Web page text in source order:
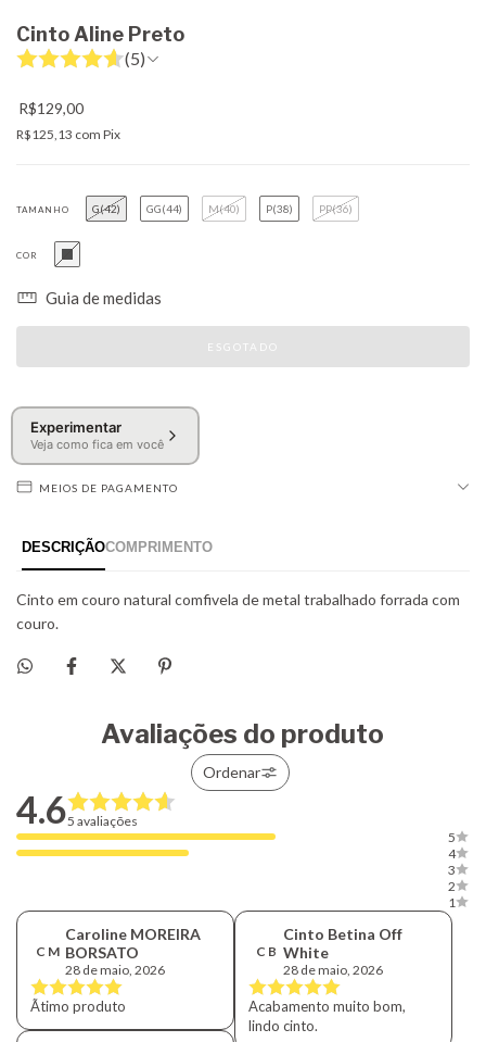
Cinto Aline Preto
(5)
R$129,00
R$125,13 com Pix
TAMANHO G(42) GG(44) M(40) P(38) PP(36)
COR
Guia de medidas
Experimentar
Veja como fica em você
MEIOS DE PAGAMENTO
Avaliações do produto
Ordenar
4.65 avaliações
5
4
3
2
1
C M
Caroline MOREIRA
BORSATO
28 de maio, 2026
Ãtimo produto
C B
Cinto Betina Off
White
28 de maio, 2026
Acabamento muito bom,
lindo cinto.